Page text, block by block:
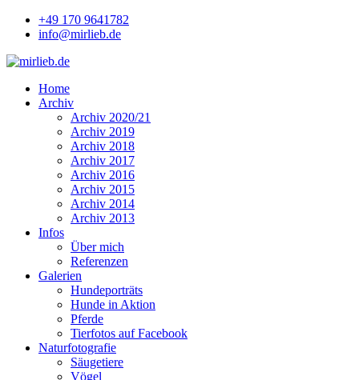
+49 170 9641782
info@mirlieb.de
Home
Archiv
Archiv 2020/21
Archiv 2019
Archiv 2018
Archiv 2017
Archiv 2016
Archiv 2015
Archiv 2014
Archiv 2013
Infos
Über mich
Referenzen
Galerien
Hundeporträts
Hunde in Aktion
Pferde
Tierfotos auf Facebook
Naturfotografie
Säugetiere
Vögel